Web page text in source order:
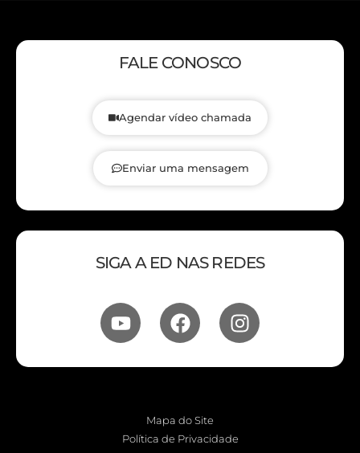
FALE CONOSCO
Agendar vídeo chamada
Enviar uma mensagem
SIGA A ED NAS REDES
Mapa do Site
Política de Privacidade